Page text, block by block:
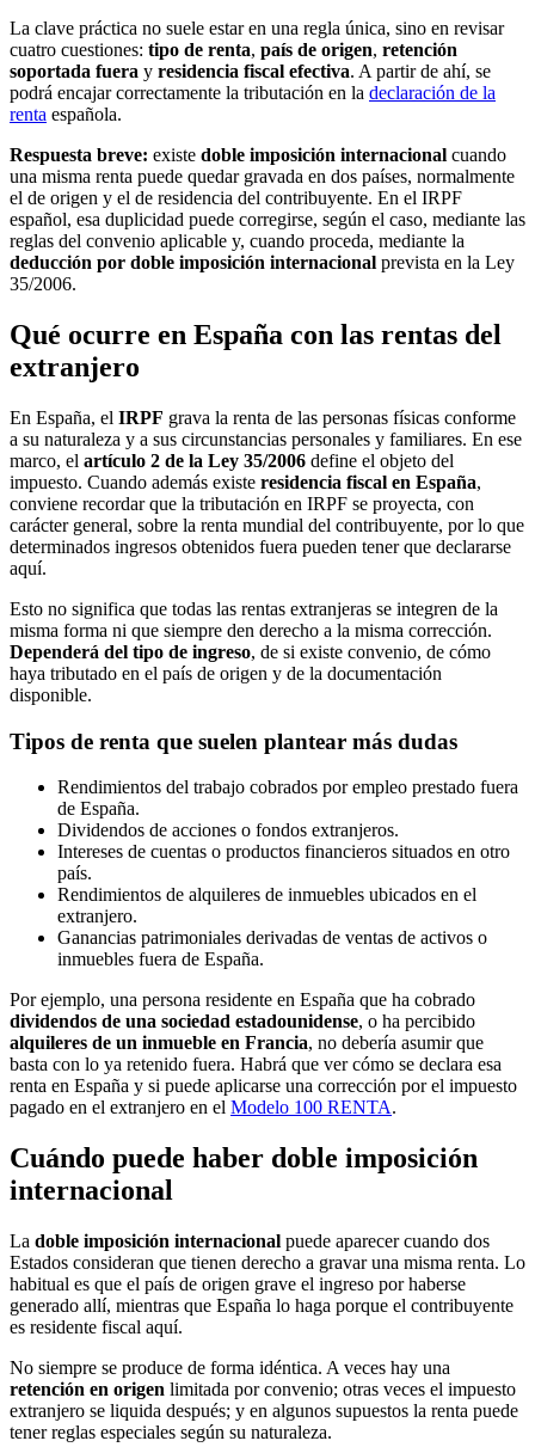
La clave práctica no suele estar en una regla única, sino en revisar
cuatro cuestiones: tipo de renta, país de origen, retención
soportada fuera y residencia fiscal efectiva. A partir de ahí, se
podrá encajar correctamente la tributación en la declaración de la
renta española.
Respuesta breve: existe doble imposición internacional cuando
una misma renta puede quedar gravada en dos países, normalmente
el de origen y el de residencia del contribuyente. En el IRPF
español, esa duplicidad puede corregirse, según el caso, mediante las
reglas del convenio aplicable y, cuando proceda, mediante la
deducción por doble imposición internacional prevista en la Ley
35/2006.
Qué ocurre en España con las rentas del
extranjero
En España, el IRPF grava la renta de las personas físicas conforme
a su naturaleza y a sus circunstancias personales y familiares. En ese
marco, el artículo 2 de la Ley 35/2006 define el objeto del
impuesto. Cuando además existe residencia fiscal en España,
conviene recordar que la tributación en IRPF se proyecta, con
carácter general, sobre la renta mundial del contribuyente, por lo que
determinados ingresos obtenidos fuera pueden tener que declararse
aquí.
Esto no significa que todas las rentas extranjeras se integren de la
misma forma ni que siempre den derecho a la misma corrección.
Dependerá del tipo de ingreso, de si existe convenio, de cómo
haya tributado en el país de origen y de la documentación
disponible.
Tipos de renta que suelen plantear más dudas
Rendimientos del trabajo cobrados por empleo prestado fuera
de España.
Dividendos de acciones o fondos extranjeros.
Intereses de cuentas o productos financieros situados en otro
país.
Rendimientos de alquileres de inmuebles ubicados en el
extranjero.
Ganancias patrimoniales derivadas de ventas de activos o
inmuebles fuera de España.
Por ejemplo, una persona residente en España que ha cobrado
dividendos de una sociedad estadounidense, o ha percibido
alquileres de un inmueble en Francia, no debería asumir que
basta con lo ya retenido fuera. Habrá que ver cómo se declara esa
renta en España y si puede aplicarse una corrección por el impuesto
pagado en el extranjero en el Modelo 100 RENTA.
Cuándo puede haber doble imposición
internacional
La doble imposición internacional puede aparecer cuando dos
Estados consideran que tienen derecho a gravar una misma renta. Lo
habitual es que el país de origen grave el ingreso por haberse
generado allí, mientras que España lo haga porque el contribuyente
es residente fiscal aquí.
No siempre se produce de forma idéntica. A veces hay una
retención en origen limitada por convenio; otras veces el impuesto
extranjero se liquida después; y en algunos supuestos la renta puede
tener reglas especiales según su naturaleza.